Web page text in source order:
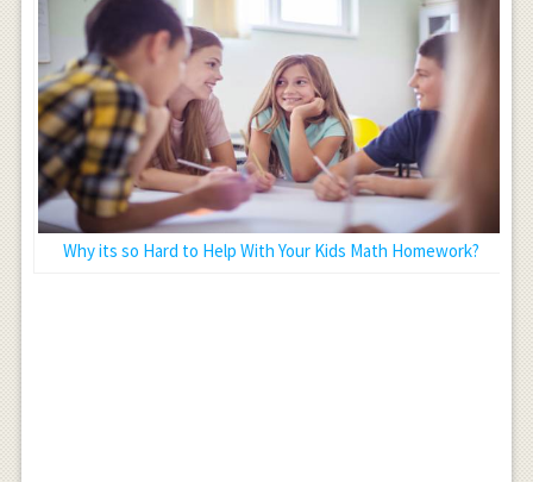
Why its so Hard to Help With Your Kids Math Homework?